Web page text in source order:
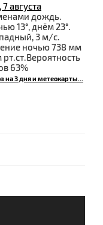
августа
дождь.
13°, днём 23°.
3 м/с.
ночью 738 мм
63%
на 3 дня и метеокарты...